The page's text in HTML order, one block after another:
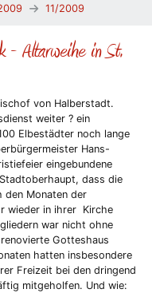
11/2009
- Altarweihe in St.
von Halberstadt.
weiter ? ein
Elbestädter noch lange
Hans-
eingebundene
dass die
den Monaten der
wieder in ihrer Kirche
war nicht ohne
Gotteshaus
hatten insbesondere
Freizeit bei den dringend
mitgeholfen. Und wie: